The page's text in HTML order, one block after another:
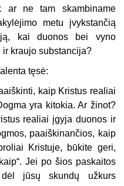
ar ne tam skambiname
metu įvykstančią
kai duonos bei vyno
kraujo substancija?
tęsė:
kaip Kristus realiai
yra kitokia. Ar žinot?
realiai įgyja duonos ir
paaiškinančios, kaip
Kristuje, būkite geri,
Jei po šios paskaitos
jūsų skundų užkurs